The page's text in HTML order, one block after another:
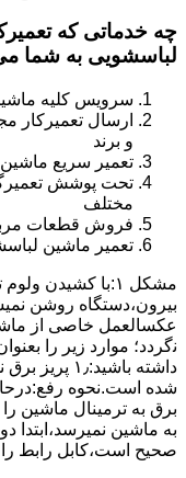
چه خدماتی که
لباسشویی به شما
سرویس کلیه
ارسال
و برند
تعمیر سریع
تحت پوشش
مختلف
فروش قطعات
تعمیر ماشین
مشکل ۱:ﺑﺎ ﮐﺸﯿﺪن
ﺑﯿﺮون،دستگاه روﺷﻦ
عکسالعمل ﺧﺎﺻﯽ از
ﻧگردد؛ موارد زیر را
ﺷﺪه است.نحوه
ﺑﺮق ﺑﻪ ﺗﺮﻣﯿﻨﺎل ﻣﺎﺷﯿﻦ
ﺑﻪ ﻣﺎﺷﯿﻦ نمیرسد،اﺑﺘﺪا
ﺻﺤﯿﺢ اﺳﺖ،ﮐﺎﺑﻞ راﺑﻂ